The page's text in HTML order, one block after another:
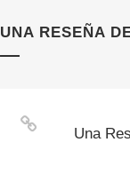
UNA RESEÑA
Una